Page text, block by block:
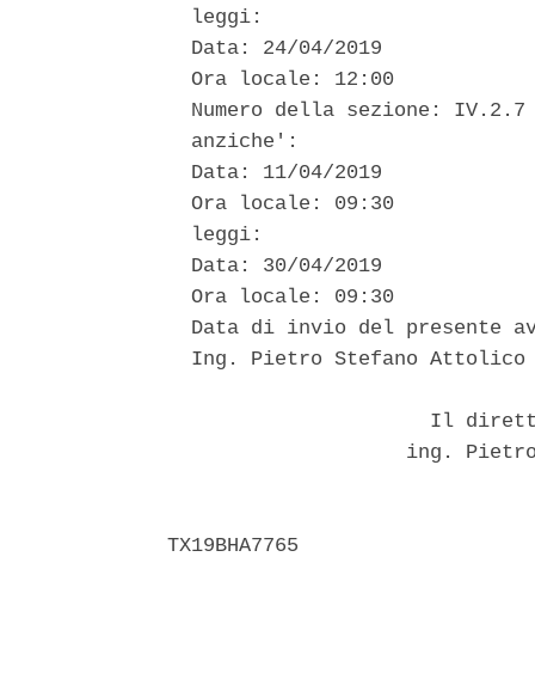
  leggi:
  Data: 24/04/2019
  Ora locale: 12:00
Numero della sezione:
  anziche':
  Data: 11/04/2019
  Ora locale: 09:30
  leggi:
  Data: 30/04/2019
  Ora locale: 09:30
Data di invio del presente
Ing. Pietro Stefano
Il
ing.